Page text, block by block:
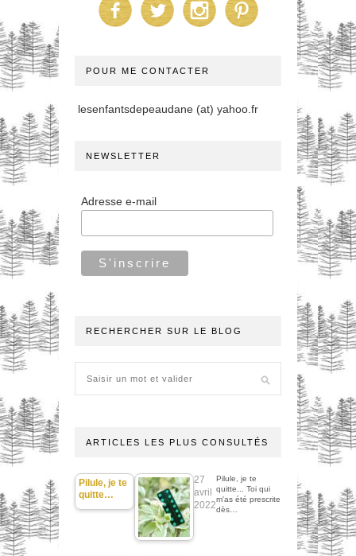
POUR ME CONTACTER
lesenfantsdepeaudane (at) yahoo.fr
NEWSLETTER
Adresse e-mail
RECHERCHER SUR LE BLOG
ARTICLES LES PLUS CONSULTÉS
Pilule, je te
quitte…
27
avril
2022
Pilule, je te
quitte... Toi qui
m'as été prescrite
dès…